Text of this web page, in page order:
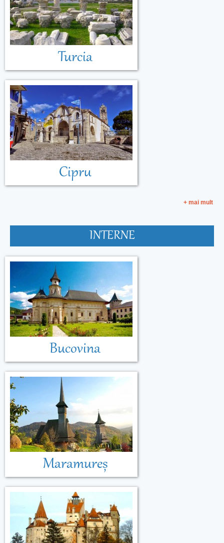
Turcia
Cipru
+ mai mult
INTERNE
Bucovina
Maramureș